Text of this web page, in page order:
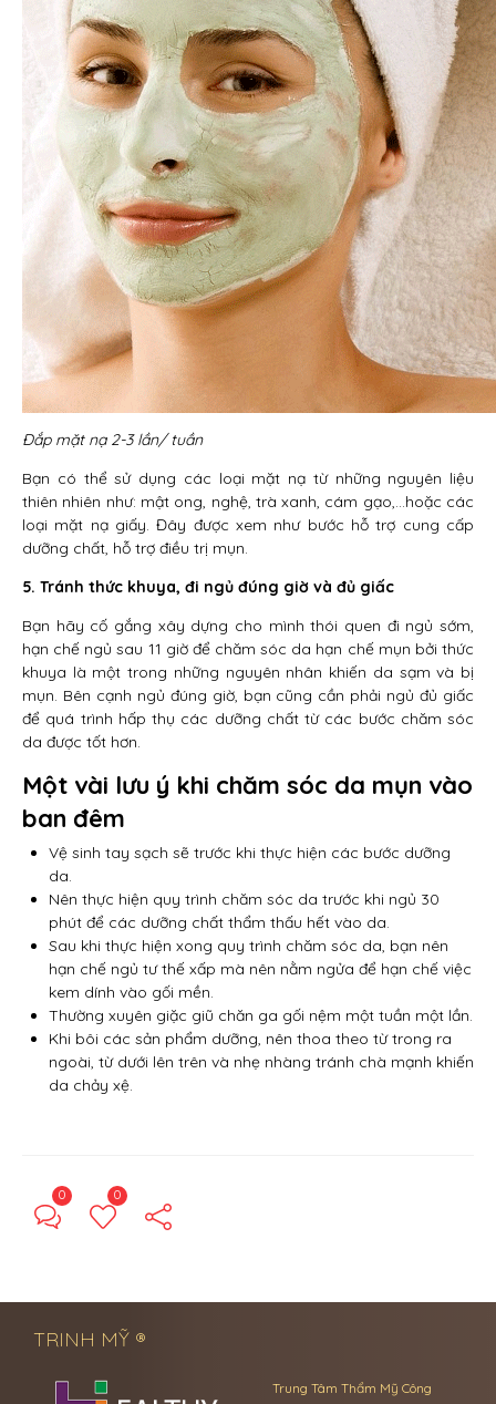
Đắp mặt nạ 2-3 lần/ tuần
Bạn có thể sử dụng các loại mặt nạ từ những nguyên liệu
thiên nhiên như: mật ong, nghệ, trà xanh, cám gạo,…hoặc các
loại mặt nạ giấy. Đây được xem như bước hỗ trợ cung cấp
dưỡng chất, hỗ trợ điều trị mụn.
5. Tránh thức khuya, đi ngủ đúng giờ và đủ giấc
Bạn hãy cố gắng xây dựng cho mình thói quen đi ngủ sớm,
hạn chế ngủ sau 11 giờ để chăm sóc da hạn chế mụn bởi thức
khuya là một trong những nguyên nhân khiến da sạm và bị
mụn. Bên cạnh ngủ đúng giờ, bạn cũng cần phải ngủ đủ giấc
để quá trình hấp thụ các dưỡng chất từ các bước chăm sóc
da được tốt hơn.
Một vài lưu ý khi chăm sóc da mụn vào
ban đêm
Vệ sinh tay sạch sẽ trước khi thực hiện các bước dưỡng
da.
Nên thực hiện quy trình chăm sóc da trước khi ngủ 30
phút để các dưỡng chất thẩm thấu hết vào da.
Sau khi thực hiện xong quy trình chăm sóc da, bạn nên
hạn chế ngủ tư thế xấp mà nên nằm ngửa để hạn chế việc
kem dính vào gối mền.
Thường xuyên giặc giũ chăn ga gối nệm một tuần một lần.
Khi bôi các sản phẩm dưỡng, nên thoa theo từ trong ra
ngoài, từ dưới lên trên và nhẹ nhàng tránh chà mạnh khiến
da chảy xệ.
0 0
TRINH MỸ ®
Trung Tâm Thẩm Mỹ Công